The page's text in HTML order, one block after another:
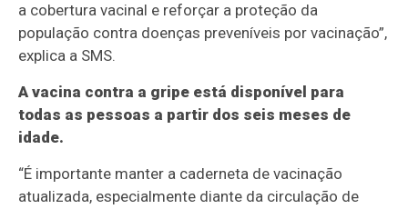
a cobertura vacinal e reforçar a proteção da
população contra doenças preveníveis por vacinação”,
explica a SMS.
A vacina contra a gripe está disponível para
todas as pessoas a partir dos seis meses de
idade.
“É importante manter a caderneta de vacinação
atualizada, especialmente diante da circulação de